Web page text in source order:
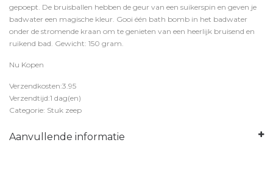
gepoept. De bruisballen hebben de geur van een suikerspin en geven je
badwater een magische kleur. Gooi één bath bomb in het badwater
onder de stromende kraan om te genieten van een heerlijk bruisend en
ruikend bad. Gewicht: 150 gram.
Nu Kopen
Verzendkosten:3.95
Verzendtijd:1 dag(en)
Categorie: Stuk zeep
Aanvullende informatie